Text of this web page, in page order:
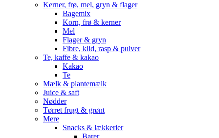
Kerner, frø, mel, gryn & flager
Bagemix
Korn, frø & kerner
Mel
Flager & gryn
Fibre, klid, rasp & pulver
Te, kaffe & kakao
Kakao
Te
Mælk & plantemælk
Juice & saft
Nødder
Tørret frugt & grønt
Mere
Snacks & lækkerier
Barer